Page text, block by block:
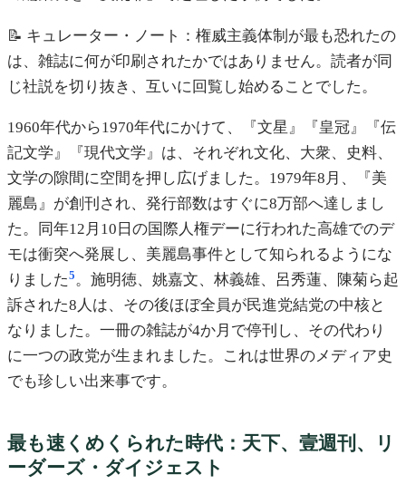
📝 キュレーター・ノート：権威主義体制が最も恐れたの
は、雑誌に何が印刷されたかではありません。読者が同
じ社説を切り抜き、互いに回覧し始めることでした。
1960年代から1970年代にかけて、『文星』『皇冠』『伝
記文学』『現代文学』は、それぞれ文化、大衆、史料、
文学の隙間に空間を押し広げました。1979年8月、『美
麗島』が創刊され、発行部数はすぐに8万部へ達しまし
た。同年12月10日の国際人権デーに行われた高雄でのデ
モは衝突へ発展し、美麗島事件として知られるようにな
りました5。施明徳、姚嘉文、林義雄、呂秀蓮、陳菊ら起
訴された8人は、その後ほぼ全員が民進党結党の中核と
なりました。一冊の雑誌が4か月で停刊し、その代わり
に一つの政党が生まれました。これは世界のメディア史
でも珍しい出来事です。
最も速くめくられた時代：天下、壹週刊、リ
ーダーズ・ダイジェスト